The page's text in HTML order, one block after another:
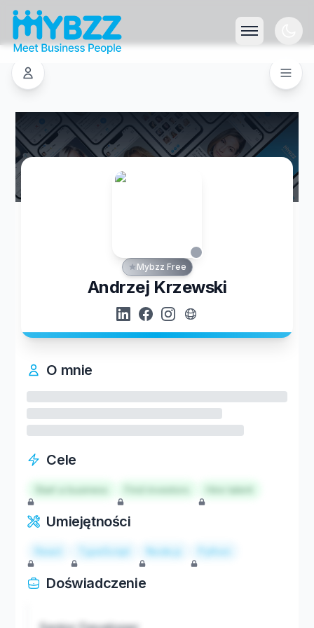
Mybzz Free
Andrzej Krzewski
O mnie
Cele
Start a business Hire talent
Umiejętności
React TypeScript Node.js Python
Doświadczenie